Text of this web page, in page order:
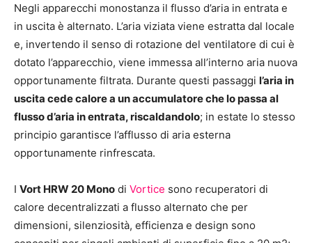
Negli apparecchi monostanza il flusso d’aria in entrata e
in uscita è alternato. L’aria viziata viene estratta dal locale
e, invertendo il senso di rotazione del ventilatore di cui è
dotato l’apparecchio, viene immessa all’interno aria nuova
opportunamente filtrata. Durante questi passaggi l’aria in
uscita cede calore a un accumulatore che lo passa al
flusso d’aria in entrata, riscaldandolo; in estate lo stesso
principio garantisce l’afflusso di aria esterna
opportunamente rinfrescata.
I Vort HRW 20 Mono di Vortice sono recuperatori di
calore decentralizzati a flusso alternato che per
dimensioni, silenziosità, efficienza e design sono